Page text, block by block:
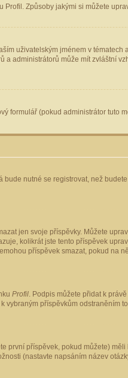
Způsoby jakými si můžete
uživatelským jménem v
administrátorů může mít zvláštní
formulář (pokud administrátor
nutné se registrovat, než
jen svoje příspěvky. Můžete
kolikrát jste tento příspěvek
příspěvek smazat, pokud na
Profil. Podpis můžete přidat k
vybraným příspěvkům odstraněním
první příspěvek, pokud můžete) měli
(nastavte napsáním název